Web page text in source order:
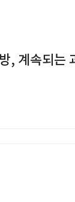
, 계속되